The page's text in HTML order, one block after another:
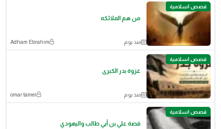
قصص اسلامية
من هم الملائكه
منذ يوم Adham Ebrahim
قصص اسلامية
غزوة بدر الكبرى
منذ يوم omar tamer
قصص اسلامية
قصة علي بن أبي طالب واليهودي